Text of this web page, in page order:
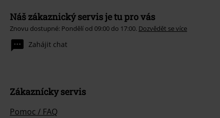
Náš zákaznický servis je tu pro vás
Znovu dostupné: Pondělí od 09:00 do 17:00. Dozvědět se více
Zahájit chat
Zákaznícky servis
Pomoc / FAQ